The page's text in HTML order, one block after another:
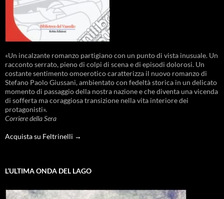
«Un incalzante romanzo partigiano con un punto di vista inusuale. Un
racconto serrato, pieno di colpi di scena e di episodi dolorosi. Un
costante sentimento omoerotico caratterizza il nuovo romanzo di
Stefano Paolo Giussani, ambientato con fedeltà storica in un delicato
momento di passaggio della nostra nazione e che diventa una vicenda
di sofferta ma coraggiosa transizione nella vita interiore dei
protagonisti».
Corriere della Sera
Acquista su Feltrinelli →
L’ULTIMA ONDA DEL LAGO